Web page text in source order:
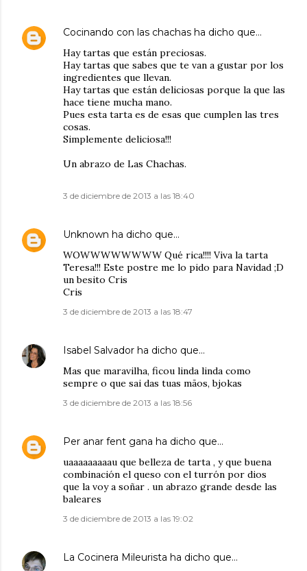
Cocinando con las chachas ha dicho que…
Hay tartas que están preciosas.
Hay tartas que sabes que te van a gustar por los
ingredientes que llevan.
Hay tartas que están deliciosas porque la que las
hace tiene mucha mano.
Pues esta tarta es de esas que cumplen las tres
cosas.
Simplemente deliciosa!!!
Un abrazo de Las Chachas.
3 de diciembre de 2013 a las 18:40
Unknown ha dicho que…
WOWWWWWWWW Qué rica!!!! Viva la tarta
Teresa!!! Este postre me lo pido para Navidad ;D
un besito Cris
Cris
3 de diciembre de 2013 a las 18:47
Isabel Salvador ha dicho que…
Mas que maravilha, ficou linda linda como
sempre o que sai das tuas mãos, bjokas
3 de diciembre de 2013 a las 18:56
Per anar fent gana ha dicho que…
uaaaaaaaaau que belleza de tarta , y que buena
combinación el queso con el turrón por dios
que la voy a soñar . un abrazo grande desde las
baleares
3 de diciembre de 2013 a las 19:02
La Cocinera Mileurista ha dicho que…